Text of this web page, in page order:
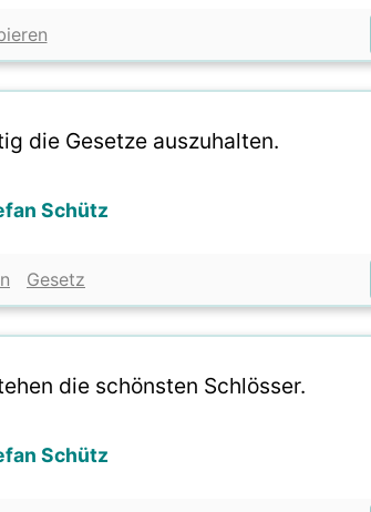
die Gesetze auszuhalten.
Schütz
Gesetz
die schönsten Schlösser.
Schütz